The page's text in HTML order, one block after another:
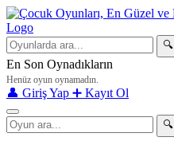
🔍
En Son Oynadıkların
Henüz oyun oynamadın.
👤 Giriş Yap ➕ Kayıt Ol
🔍